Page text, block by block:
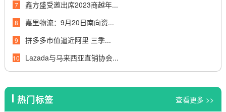
7 鑫方盛受邀出席2023商越年...
8 嘉里物流：9月20日南向资...
9 拼多多市值逼近阿里 三季...
10 Lazada与马来西亚直销协会...
热门标签 查看更多 >>